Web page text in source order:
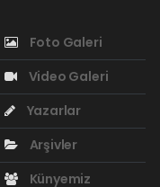
Foto Galeri
Video Galeri
Yazarlar
Arşivler
Künyemiz